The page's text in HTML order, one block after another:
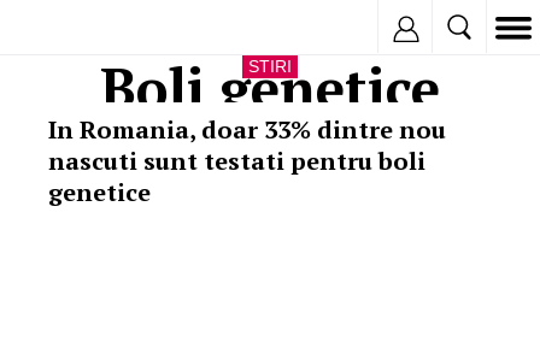
Boli genetice
STIRI
In Romania, doar 33% dintre nou
nascuti sunt testati pentru boli
genetice